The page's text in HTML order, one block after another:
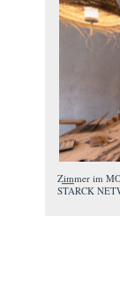
Zimmer im
STARCK